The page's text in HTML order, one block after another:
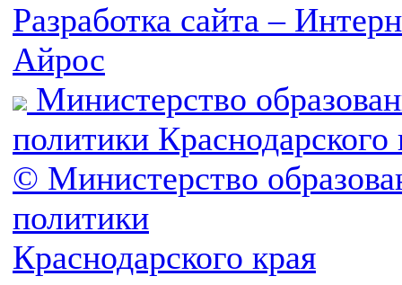
Разработка сайта –
Айрос
Министерство
политики Краснодарского
© Министерство
политики
Краснодарского края